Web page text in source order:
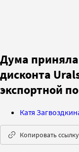
Дума приняла
дисконта
экспортной
Катя
Копировать ссылку